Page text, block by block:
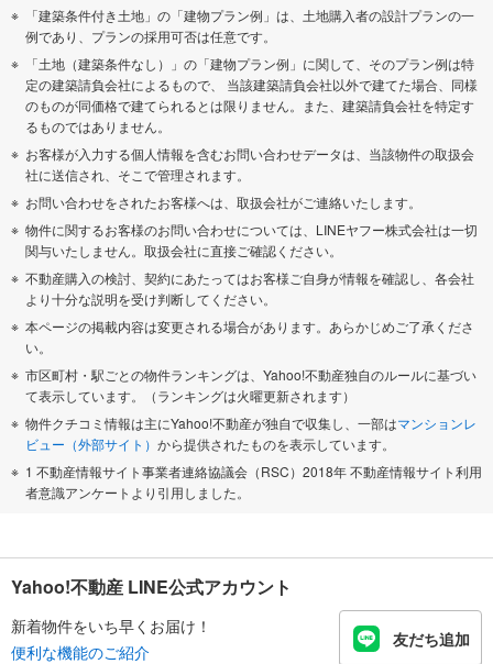
「建築条件付き土地」の「建物プラン例」は、土地購入者の設計プランの一
例であり、プランの採用可否は任意です。
「土地（建築条件なし）」の「建物プラン例」に関して、そのプラン例は特
定の建築請負会社によるもので、 当該建築請負会社以外で建てた場合、同様
のものが同価格で建てられるとは限りません。また、建築請負会社を特定す
るものではありません。
お客様が入力する個人情報を含むお問い合わせデータは、当該物件の取扱会
社に送信され、そこで管理されます。
お問い合わせをされたお客様へは、取扱会社がご連絡いたします。
物件に関するお客様のお問い合わせについては、LINEヤフー株式会社は一切
関与いたしません。取扱会社に直接ご確認ください。
不動産購入の検討、契約にあたってはお客様ご自身が情報を確認し、各会社
より十分な説明を受け判断してください。
本ページの掲載内容は変更される場合があります。あらかじめご了承くださ
い。
市区町村・駅ごとの物件ランキングは、Yahoo!不動産独自のルールに基づい
て表示しています。（ランキングは火曜更新されます）
物件クチコミ情報は主にYahoo!不動産が独自で収集し、一部はマンションレ
ビュー（外部サイト） から提供されたものを表示しています。
1 不動産情報サイト事業者連絡協議会（RSC）2018年 不動産情報サイト利用
者意識アンケートより引用しました。
Yahoo!不動産 LINE公式アカウント
新着物件をいち早くお届け！
便利な機能のご紹介
友だち追加